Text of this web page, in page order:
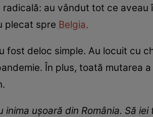
au vândut tot ce aveau
plecat spre Belgia.
fost deloc simple. Au locuit cu
În plus, toată mutarea
inima ușoară din România. Să